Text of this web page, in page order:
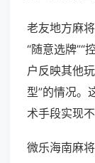
老友地方麻
“随意选牌”“
户反映其他
型”的情况。
术手段实现不
微乐海南麻